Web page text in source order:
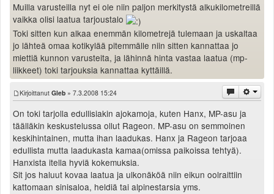
Muilla varusteilla nyt ei ole niin paljon merkitystä alkukilometreillä
vaikka olisi laatua tarjoustalo
Toki sitten kun alkaa enemmän kilometrejä tulemaan ja uskaltaa
jo lähteä omaa kotikylää pitemmälle niin sitten kannattaa jo
miettiä kunnon varusteita, ja lähinnä hinta vastaa laatua (mp-
liikkeet) toki tarjouksia kannattaa kyttäillä.
Kirjoittanut Gleb » 7.3.2008 15:24
On toki tarjolla edullisiakin ajokamoja, kuten Hanx, MP-asu ja
täälläkin keskustelussa ollut Rageon. MP-asu on semmoinen
keskihintainen, mutta ihan laadukas. Hanx ja Rageon tarjoaa
edullista mutta laadukasta kamaa(omissa paikoissa tehtyä).
Hanxista itella hyviä kokemuksia.
Sit jos haluut kovaa laatua ja ulkonäköä niin eikun oolraittiin
kattomaan sinisaloa, heldiä tai alpinestarsia yms.